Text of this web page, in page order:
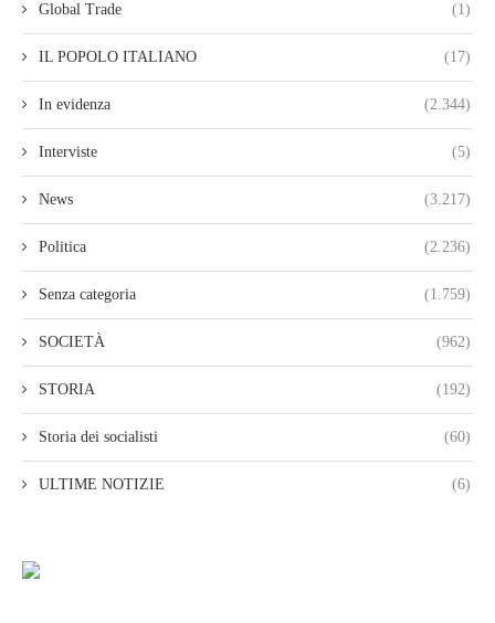
Global Trade (1)
IL POPOLO ITALIANO (17)
In evidenza (2.344)
Interviste (5)
News (3.217)
Politica (2.236)
Senza categoria (1.759)
SOCIETÀ (962)
STORIA (192)
Storia dei socialisti (60)
ULTIME NOTIZIE (6)